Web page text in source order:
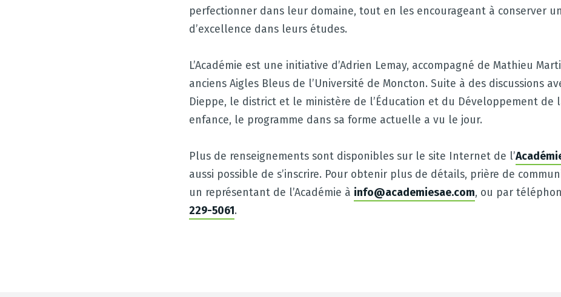
perfectionner dans leur domaine, tout en les encourageant à conserver
d’excellence dans leurs études.
L’Académie est une initiative d’Adrien Lemay, accompagné de Mathieu
anciens Aigles Bleus de l’Université de Moncton. Suite à des discussions
Dieppe, le district et le ministère de l’Éducation et du Développement de
enfance, le programme dans sa forme actuelle a vu le jour.
Plus de renseignements sont disponibles sur le site Internet de l’
aussi possible de s’inscrire. Pour obtenir plus de détails, prière de
un représentant de l’Académie à info@academiesae.com, ou par
229-5061.